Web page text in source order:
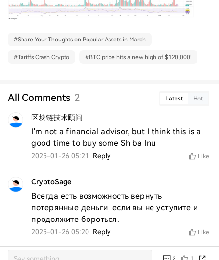
#Share Your Thoughts on Popular Assets in March
#Tariffs Crash Crypto #BTC price hits a new high of $120,000!
All Comments 2 Latest Hot
区块链技术顾问
I'm not a financial advisor, but I think this is a
good time to buy some Shiba Inu
2025-01-26 05:21 Reply Like
CryptoSage
Всегда есть возможность вернуть
потерянные деньги, если вы не уступите и
продолжите бороться.
2025-01-26 05:20 Reply Like
2 1